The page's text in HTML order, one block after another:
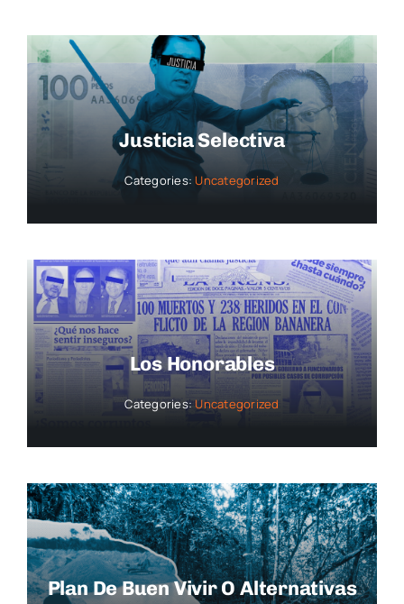
Justicia Selectiva
Categories: Uncategorized
Los Honorables
Categories:Uncategorized
Plan De Buen Vivir O Alternativas